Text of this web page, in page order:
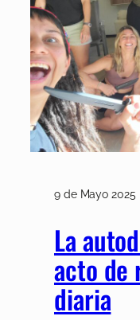
9 de Mayo 2025
La
acto de
diaria